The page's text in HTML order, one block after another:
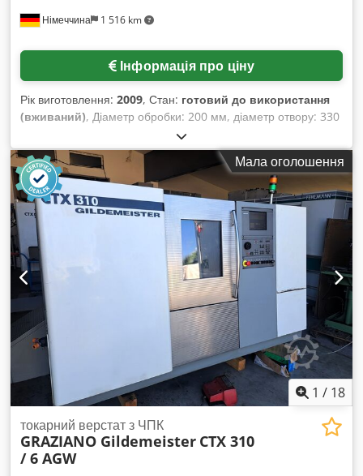
Німеччина 1 516 km
Інформація про ціну
Рік виготовлення: 2009, Стан: готовий до використання
(вживаний), Діаметр обробки: 200 мм, діаметр отвору: 330
мм, діаметр отвору над поперечним супортом: 260 мм, хід
по осях X/Z: 160 мм/460 мм, подача по осях X/Z: 24 м/хв,
оберти шпинделя: 5000 об/хв, отвір шпинделя: 51 мм,
потужність шпинделя: 16,5 кВт/11 кВт, крутний момент:
1665,5 Нм/112 Нм, піноль задньої бабки: 400 мм, кількість
інструментальних позицій: 12. Розміри машини X/Y/Z:
прибл. 4200 мм/1700 мм/2300 мм, вага: прибл. 3500 кг,
система управління: Siemens Sinumerik 810D. У комплекті
транспортер стружки. Є документація. Огляд на місці
можливий. Dsdpfx Aev Dkb Ieqxsck
Мала оголошення
1 / 18
токарний верстат з ЧПК
GRAZIANO Gildemeister CTX 310
/ 6 AGW